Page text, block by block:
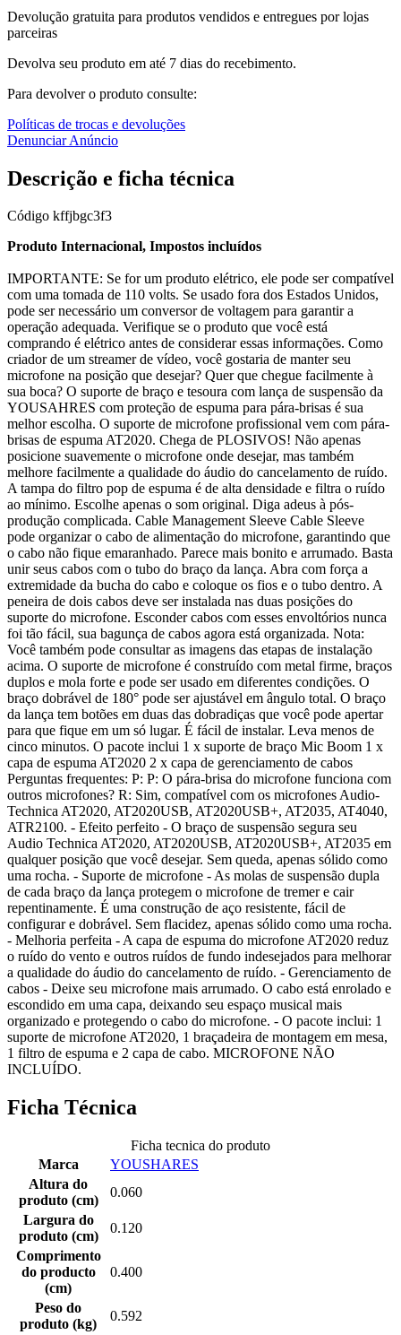
Devolução gratuita para produtos vendidos e entregues por lojas
parceiras
Devolva seu produto em até 7 dias do recebimento.
Para devolver o produto consulte:
Políticas de trocas e devoluções
Denunciar Anúncio
Descrição e ficha técnica
Código kffjbgc3f3
Produto Internacional, Impostos incluídos
IMPORTANTE: Se for um produto elétrico, ele pode ser compatível
com uma tomada de 110 volts. Se usado fora dos Estados Unidos,
pode ser necessário um conversor de voltagem para garantir a
operação adequada. Verifique se o produto que você está
comprando é elétrico antes de considerar essas informações. Como
criador de um streamer de vídeo, você gostaria de manter seu
microfone na posição que desejar? Quer que chegue facilmente à
sua boca? O suporte de braço e tesoura com lança de suspensão da
YOUSAHRES com proteção de espuma para pára-brisas é sua
melhor escolha. O suporte de microfone profissional vem com pára-
brisas de espuma AT2020. Chega de PLOSIVOS! Não apenas
posicione suavemente o microfone onde desejar, mas também
melhore facilmente a qualidade do áudio do cancelamento de ruído.
A tampa do filtro pop de espuma é de alta densidade e filtra o ruído
ao mínimo. Escolhe apenas o som original. Diga adeus à pós-
produção complicada. Cable Management Sleeve Cable Sleeve
pode organizar o cabo de alimentação do microfone, garantindo que
o cabo não fique emaranhado. Parece mais bonito e arrumado. Basta
unir seus cabos com o tubo do braço da lança. Abra com força a
extremidade da bucha do cabo e coloque os fios e o tubo dentro. A
peneira de dois cabos deve ser instalada nas duas posições do
suporte do microfone. Esconder cabos com esses envoltórios nunca
foi tão fácil, sua bagunça de cabos agora está organizada. Nota:
Você também pode consultar as imagens das etapas de instalação
acima. O suporte de microfone é construído com metal firme, braços
duplos e mola forte e pode ser usado em diferentes condições. O
braço dobrável de 180° pode ser ajustável em ângulo total. O braço
da lança tem botões em duas das dobradiças que você pode apertar
para que fique em um só lugar. É fácil de instalar. Leva menos de
cinco minutos. O pacote inclui 1 x suporte de braço Mic Boom 1 x
capa de espuma AT2020 2 x capa de gerenciamento de cabos
Perguntas frequentes: P: P: O pára-brisa do microfone funciona com
outros microfones? R: Sim, compatível com os microfones Audio-
Technica AT2020, AT2020USB, AT2020USB+, AT2035, AT4040,
ATR2100. - Efeito perfeito - O braço de suspensão segura seu
Audio Technica AT2020, AT2020USB, AT2020USB+, AT2035 em
qualquer posição que você desejar. Sem queda, apenas sólido como
uma rocha. - Suporte de microfone - As molas de suspensão dupla
de cada braço da lança protegem o microfone de tremer e cair
repentinamente. É uma construção de aço resistente, fácil de
configurar e dobrável. Sem flacidez, apenas sólido como uma rocha.
- Melhoria perfeita - A capa de espuma do microfone AT2020 reduz
o ruído do vento e outros ruídos de fundo indesejados para melhorar
a qualidade do áudio do cancelamento de ruído. - Gerenciamento de
cabos - Deixe seu microfone mais arrumado. O cabo está enrolado e
escondido em uma capa, deixando seu espaço musical mais
organizado e protegendo o cabo do microfone. - O pacote inclui: 1
suporte de microfone AT2020, 1 braçadeira de montagem em mesa,
1 filtro de espuma e 2 capa de cabo. MICROFONE NÃO
INCLUÍDO.
Ficha Técnica
Ficha tecnica do produto
Marca
YOUSHARES
Altura do
produto (cm)
0.060
Largura do
produto (cm)
0.120
Comprimento
do producto
(cm)
0.400
Peso do
produto (kg)
0.592